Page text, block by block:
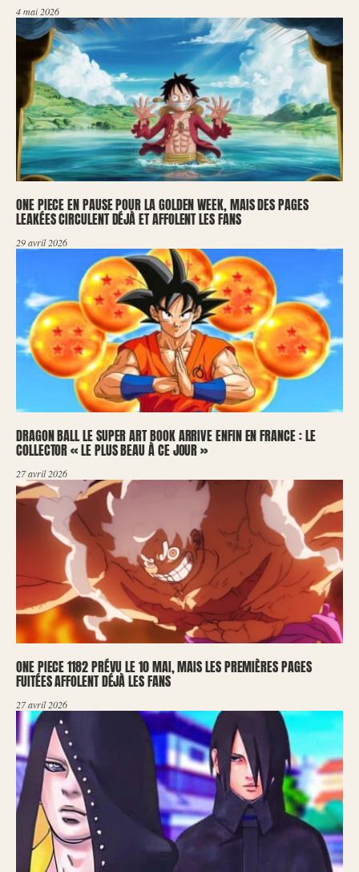
4 mai 2026
ONE PIECE EN PAUSE POUR LA GOLDEN WEEK, MAIS DES PAGES
LEAKÉES CIRCULENT DÉJÀ ET AFFOLENT LES FANS
29 avril 2026
DRAGON BALL LE SUPER ART BOOK ARRIVE ENFIN EN FRANCE : LE
COLLECTOR « LE PLUS BEAU À CE JOUR »
27 avril 2026
ONE PIECE 1182 PRÉVU LE 10 MAI, MAIS LES PREMIÈRES PAGES
FUITÉES AFFOLENT DÉJÀ LES FANS
27 avril 2026